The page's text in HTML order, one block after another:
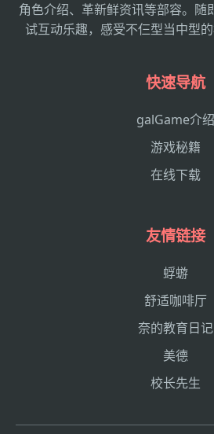
角色介绍、革新鲜资讯等部容。随
试互动乐趣，感受不仨型当中型的
快速导航
galGame介绍
游戏秘籍
在线下载
友情链接
蜉蝣
舒适咖啡厅
奈的教育日记
美德
校长先生